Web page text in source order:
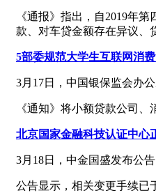
《通报》指出，自2019年
款、对车贷金额存在异议、
5部委规范大学生互联网消
3月17日，中国银保监会办
《通知》将小额贷款公司
北京国家金融科技认证中心
3月18日，中金国盛发布公
公告显示，相关变更手续已